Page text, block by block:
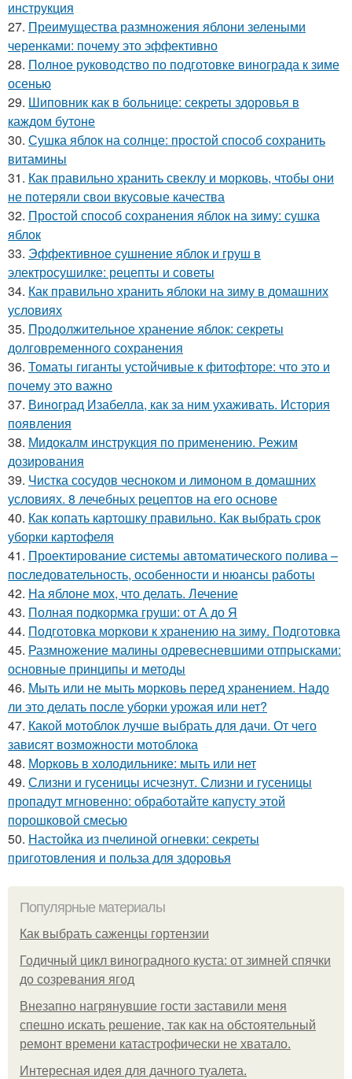
инструкция
27. Преимущества размножения яблони зелеными
черенками: почему это эффективно
28. Полное руководство по подготовке винограда к зиме
осенью
29. Шиповник как в больнице: секреты здоровья в
каждом бутоне
30. Сушка яблок на солнце: простой способ сохранить
витамины
31. Как правильно хранить свеклу и морковь, чтобы они
не потеряли свои вкусовые качества
32. Простой способ сохранения яблок на зиму: сушка
яблок
33. Эффективное сушнение яблок и груш в
электросушилке: рецепты и советы
34. Как правильно хранить яблоки на зиму в домашних
условиях
35. Продолжительное хранение яблок: секреты
долговременного сохранения
36. Томаты гиганты устойчивые к фитофторе: что это и
почему это важно
37. Виноград Изабелла, как за ним ухаживать. История
появления
38. Мидокалм инструкция по применению. Режим
дозирования
39. Чистка сосудов чесноком и лимоном в домашних
условиях. 8 лечебных рецептов на его основе
40. Как копать картошку правильно. Как выбрать срок
уборки картофеля
41. Проектирование системы автоматического полива –
последовательность, особенности и нюансы работы
42. На яблоне мох, что делать. Лечение
43. Полная подкормка груши: от А до Я
44. Подготовка моркови к хранению на зиму. Подготовка
45. Размножение малины одревесневшими отпрысками:
основные принципы и методы
46. Мыть или не мыть морковь перед хранением. Надо
ли это делать после уборки урожая или нет?
47. Какой мотоблок лучше выбрать для дачи. От чего
зависят возможности мотоблока
48. Морковь в холодильнике: мыть или нет
49. Слизни и гусеницы исчезнут. Слизни и гусеницы
пропадут мгновенно: обработайте капусту этой
порошковой смесью
50. Настойка из пчелиной огневки: секреты
приготовления и польза для здоровья
Популярные материалы
Как выбрать саженцы гортензии
Годичный цикл виноградного куста: от зимней спячки
до созревания ягод
Внезапно нагрянувшие гости заставили меня
спешно искать решение, так как на обстоятельный
ремонт времени катастрофически не хватало.
Интересная идея для дачного туалета.